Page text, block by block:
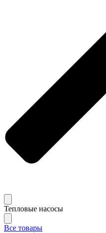
Тепловые насосы
Все товары